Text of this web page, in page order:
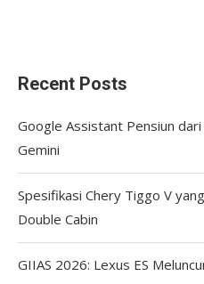
Recent Posts
Google Assistant Pensiun
Gemini
Spesifikasi Chery Tiggo V
Double Cabin
GIIAS 2026: Lexus ES